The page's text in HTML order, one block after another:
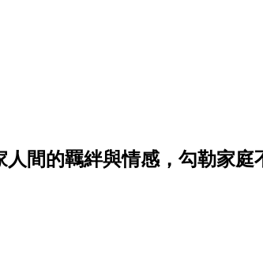
間的羈絆與情感，勾勒家庭